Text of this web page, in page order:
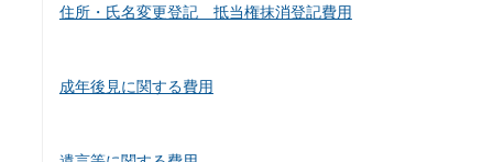
住所・氏名変更登記 抵当権抹消登記費用
成年後見に関する費用